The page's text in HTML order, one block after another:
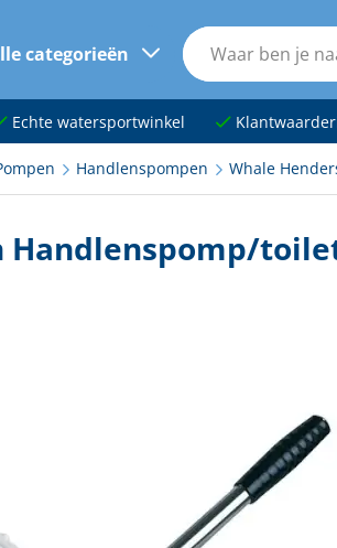
categorieën
Echte watersportwinkel
Handlenspompen Whale
Handlenspomp/